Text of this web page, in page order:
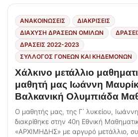
ΑΝΑΚΟΙΝΩΣΕΙΣ
ΔΙΑΚΡΊΣΕΙΣ
ΔΙΆΧΥΣΗ ΔΡΆΣΕΩΝ ΟΜΊΛΩΝ
ΔΡΆΣΕΙΣ 2022-2023
ΣΎΛΛΟΓΟΣ ΓΟΝΈΩΝ ΚΑΙ ΚΗΔΕΜΌΝΩΝ
Χάλκινο μετάλλιο
μαθητή μας Ιωάννη
Βαλκανική Ολυμπιάδα
Ο μαθητής μας, της Γ΄ λυκείου,
διακρίθηκε στην 40η Εθνική
«ΑΡΧΙΜΗΔΗΣ» με αργυρό μετάλλιο,